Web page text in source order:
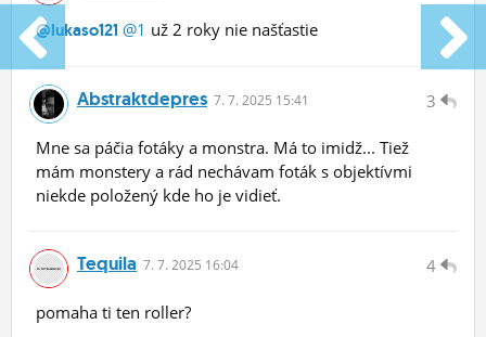
@lukaso121 @1 už 2 roky nie našťastie
3
Abstraktdepres 7. 7. 2025 15:41
Mne sa páčia fotáky a monstra. Má to imidž... Tiež
mám monstery a rád nechávam foták s objektívmi
niekde položený kde ho je vidieť.
4
Tequila 7. 7. 2025 16:04
pomaha ti ten roller?